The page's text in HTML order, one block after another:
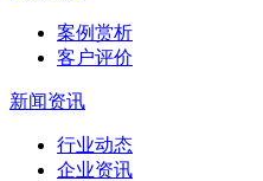
案例赏析
客户评价
新闻资讯
行业动态
企业资讯